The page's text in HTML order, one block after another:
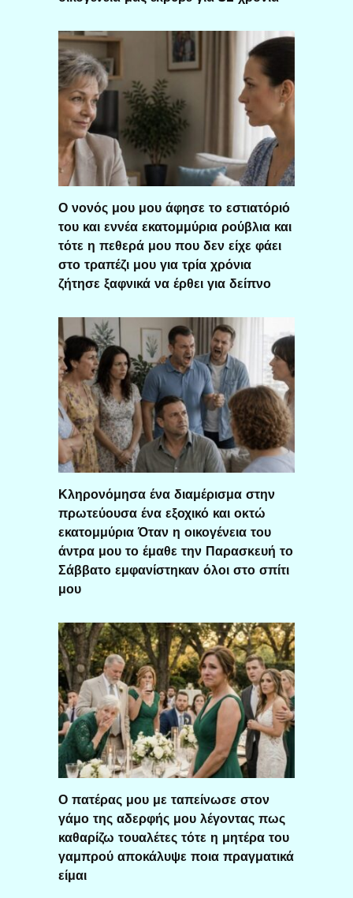
Ο νονός μου μου άφησε το εστιατόριό
του και εννέα εκατομμύρια ρούβλια και
τότε η πεθερά μου που δεν είχε φάει
στο τραπέζι μου για τρία χρόνια
ζήτησε ξαφνικά να έρθει για δείπνο
Κληρονόμησα ένα διαμέρισμα στην
πρωτεύουσα ένα εξοχικό και οκτώ
εκατομμύρια Όταν η οικογένεια του
άντρα μου το έμαθε την Παρασκευή το
Σάββατο εμφανίστηκαν όλοι στο σπίτι
μου
Ο πατέρας μου με ταπείνωσε στον
γάμο της αδερφής μου λέγοντας πως
καθαρίζω τουαλέτες τότε η μητέρα του
γαμπρού αποκάλυψε ποια πραγματικά
είμαι